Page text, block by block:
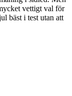
vettigt val för
bäst i test utan att